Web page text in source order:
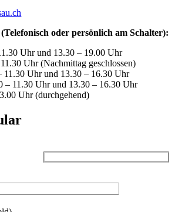
oder persönlich am Schalter):
Uhr und 13.30 – 19.00 Uhr
Uhr (Nachmittag geschlossen)
11.30 Uhr und 13.30 – 16.30 Uhr
– 11.30 Uhr und 13.30 – 16.30 Uhr
Uhr (durchgehend)